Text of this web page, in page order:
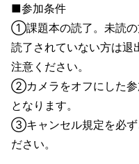
■参加条件
①課題本の読了。未読の
読了されていない方は退
注意ください。
②カメラをオフにした参
となります。
③キャンセル規定を必ず
ださい。